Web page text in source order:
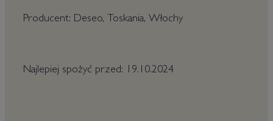
Producent: Deseo, Toskania, Włochy
Najlepiej spożyć przed: 19.10.2024